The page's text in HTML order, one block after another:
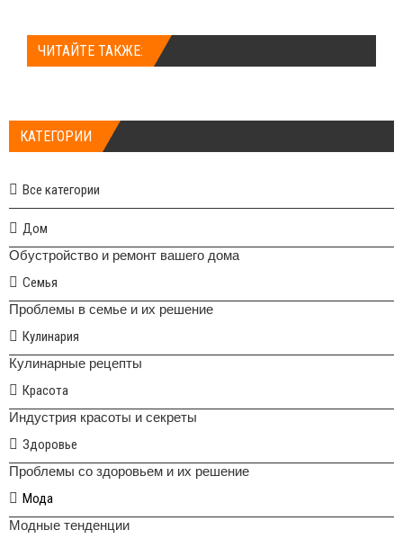
ЧИТАЙТЕ ТАКЖЕ:
КАТЕГОРИИ
Все категории
Дом
Обустройство и ремонт вашего дома
Семья
Проблемы в семье и их решение
Кулинария
Кулинарные рецепты
Красота
Индустрия красоты и секреты
Здоровье
Проблемы со здоровьем и их решение
Мода
Модные тенденции